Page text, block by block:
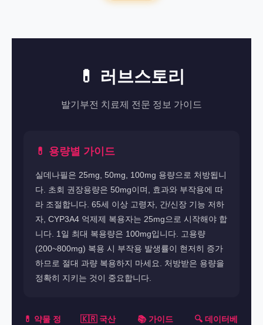
💊 러브스토리
발기부전 치료제 전문 정보 가이드
💊 용량별 가이드
실데나필은 25mg, 50mg, 100mg 용량으로 처방됩니
다. 초회 권장용량은 50mg이며, 효과와 부작용에 따
라 조절합니다. 65세 이상 고령자, 간/신장 기능 저하
자, CYP3A4 억제제 복용자는 25mg으로 시작해야 합
니다. 1일 최대 복용량은 100mg입니다. 고용량
(200~800mg) 복용 시 부작용 발생률이 현저히 증가
하므로 절대 과량 복용하지 마세요. 처방받은 용량을
정확히 지키는 것이 중요합니다.
💊 약물 정
🇰🇷 국산
📚 가이드
🔍 데이터베